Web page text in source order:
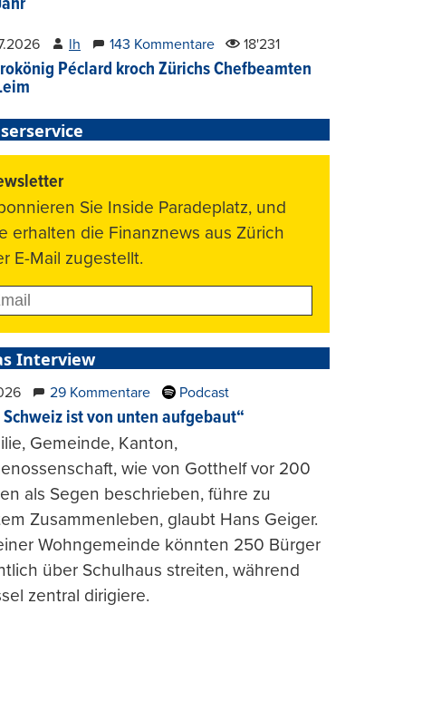
lh 143 Kommentare 18'231
Péclard kroch Zürichs Chefbeamten
Sie Inside Paradeplatz, und
erhalten die Finanznews aus Zürich
E-Mail zugestellt.
Interview
29 Kommentare Podcast
Schweiz ist von unten aufgebaut“
Gemeinde, Kanton,
wie von Gotthelf vor 200
als Segen beschrieben, führe zu
Zusammenleben, glaubt Hans Geiger.
Wohngemeinde könnten 250 Bürger
über Schulhaus streiten, während
zentral dirigiere.